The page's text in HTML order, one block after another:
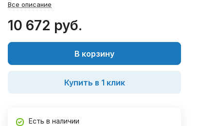
Все описание
10 672 руб.
В корзину
Купить в 1 клик
Есть в наличии